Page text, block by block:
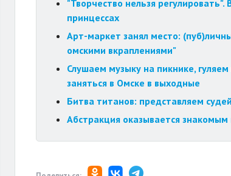
"Творчество нельзя
принцессах
Арт-маркет занял место:
омскими вкраплениями"
Слушаем музыку на пикнике,
заняться в Омске в выходные
Битва титанов: представляем
Абстракция оказывается